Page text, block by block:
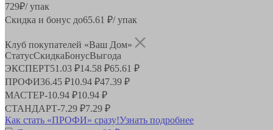
729₽/ упак
Скидка и бонус до65.61 ₽/ упак
Клуб покупателей «Ваш Дом»
СтатусСкидкаБонусВыгода
ЭКСПЕРТ51.03 ₽14.58 ₽65.61 ₽
ПРОФИ36.45 ₽10.94 ₽47.39 ₽
МАСТЕР-10.94 ₽10.94 ₽
СТАНДАРТ-7.29 ₽7.29 ₽
Как стать «ПРОФИ» сразу!Узнать подробнее